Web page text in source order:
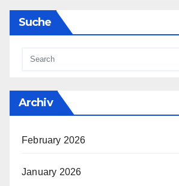
Suche
Archiv
February 2026
January 2026